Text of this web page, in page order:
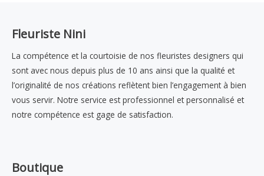
Fleuriste Nini
La compétence et la courtoisie de nos fleuristes designers qui
sont avec nous depuis plus de 10 ans ainsi que la qualité et
l’originalité de nos créations reflètent bien l’engagement à bien
vous servir. Notre service est professionnel et personnalisé et
notre compétence est gage de satisfaction.
Boutique